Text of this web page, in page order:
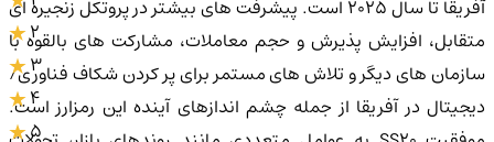
آفریقا تا سال 2025 است. پیشرفت های بیشتر در پروتکل زنجیره ای
متقابل، افزایش پذیرش و حجم معاملات، مشارکت های بالقوه با
سازمان های دیگر و تلاش های مستمر برای پر کردن شکاف فناوری/
دیجیتال در آفریقا از جمله چشم اندازهای آینده این رمزارز است.
2
3
4
5